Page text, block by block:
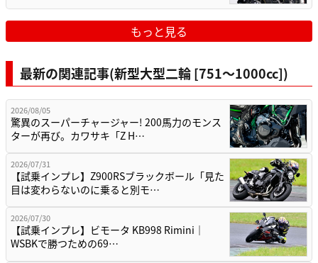
もっと見る
最新の関連記事(新型大型二輪 [751〜1000cc])
2026/08/05
驚異のスーパーチャージャー! 200馬力のモンス
ターが再び。カワサキ「Z H…
2026/07/31
【試乗インプレ】Z900RSブラックボール「見た
目は変わらないのに乗ると別モ…
2026/07/30
【試乗インプレ】ビモータ KB998 Rimini｜
WSBKで勝つための69…